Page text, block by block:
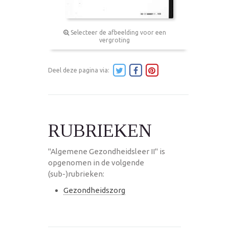
Selecteer de afbeelding voor een
vergroting
Deel deze pagina via:
RUBRIEKEN
"Algemene Gezondheidsleer II" is
opgenomen in de volgende
(sub-)rubrieken:
Gezondheidszorg